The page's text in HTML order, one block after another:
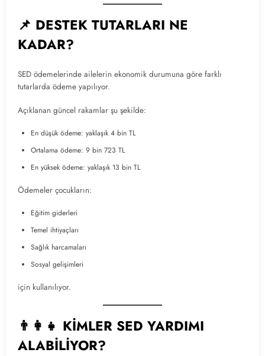
📌 DESTEK TUTARLARI NE
KADAR?
SED ödemelerinde ailelerin ekonomik durumuna göre farklı
tutarlarda ödeme yapılıyor.
Açıklanan güncel rakamlar şu şekilde:
En düşük ödeme: yaklaşık 4 bin TL
Ortalama ödeme: 9 bin 723 TL
En yüksek ödeme: yaklaşık 13 bin TL
Ödemeler çocukların:
Eğitim giderleri
Temel ihtiyaçları
Sağlık harcamaları
Sosyal gelişimleri
için kullanılıyor.
👨‍👩‍👧 KİMLER SED YARDIMI
ALABİLİYOR?